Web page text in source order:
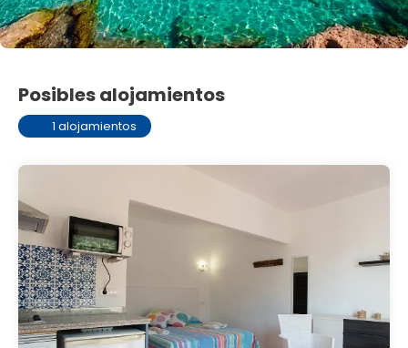
Posibles alojamientos
1 alojamientos